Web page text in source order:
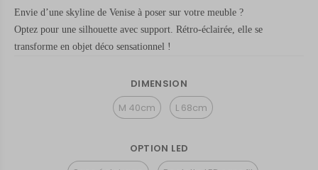
Envie d’une skyline de Venise à poser sur votre meuble ?
Optez pour une silhouette avec support. Rétro-éclairée, elle se
transforme en objet déco sensationnel !
DIMENSION
M 40cm
L 68cm
OPTION LED